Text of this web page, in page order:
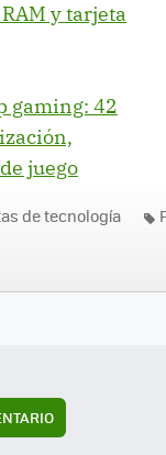
y tarjeta
gaming: 42
juego
de tecnología